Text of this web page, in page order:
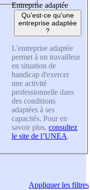
Entreprise adaptée
Qu'est-ce qu'une
entreprise adaptée
?
L'entreprise adaptée
permet à un travailleur
en situation de
handicap d'exercer
une activité
professionnelle dans
des conditions
adaptées à ses
capacités. Pour en
savoir plus, consultez
le site de l’UNEA.
Appliquerles filtres